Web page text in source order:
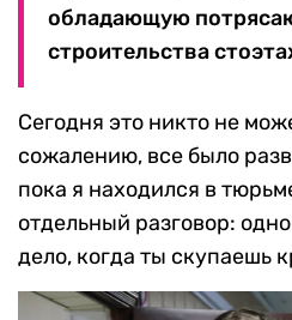
обладающую
строительства
Сегодня это никто не
сожалению, все было
пока я находился в
отдельный разговор:
дело, когда ты скупаешь